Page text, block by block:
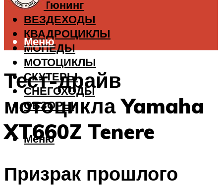
Тюнинг
ВЕЗДЕХОДЫ
КВАДРОЦИКЛЫ
МОПЕДЫ
МОТОЦИКЛЫ
СКУТЕРЫ
СНЕГОХОДЫ
ОБЗОРЫ
Меню
Меню
Тест-драйв
мотоцикла Yamaha
XT660Z Tenere
Призрак прошлого